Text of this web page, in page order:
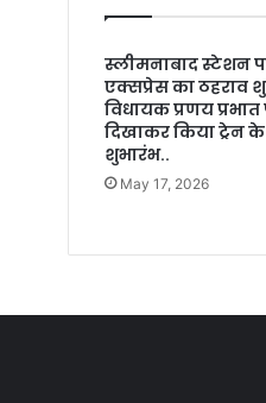
स्लीमनाबाद स्टेशन
एक्सप्रेस का ठहराव
विधायक प्रणय प्रभात
दिखाकर किया ट्रेन
शुभारंभ..
May 17, 2026